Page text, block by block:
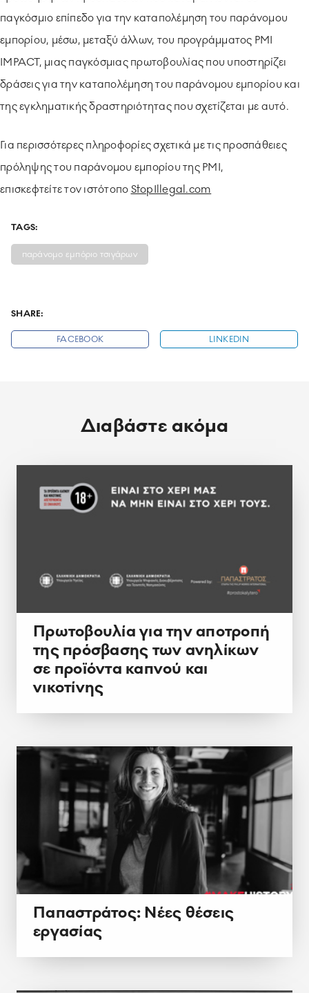
παγκόσμιο επίπεδο για την καταπολέμηση του παράνομου
εμπορίου, μέσω, μεταξύ άλλων, του προγράμματος PMI
IMPACT, μιας παγκόσμιας πρωτοβουλίας που υποστηρίζει
δράσεις για την καταπολέμηση του παράνομου εμπορίου και
της εγκληματικής δραστηριότητας που σχετίζεται με αυτό.
Για περισσότερες πληροφορίες σχετικά με τις προσπάθειες
πρόληψης του παράνομου εμπορίου της PMI,
επισκεφτείτε τον ιστότοπο StopIllegal.com
TAGS:
παράνομο εμπόριο τσιγάρων
SHARE:
FACEBOOK LINKEDIN
Διαβάστε ακόμα
Πρωτοβουλία για την αποτροπή
της πρόσβασης των ανηλίκων
σε προϊόντα καπνού και
νικοτίνης
Παπαστράτος: Νέες θέσεις
εργασίας